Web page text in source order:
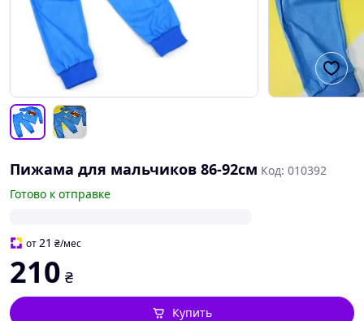
Пижама для мальчиков 86-92см Код: 010392
Готово к отправке
от21 ₴/мес
210 ₴
Купить